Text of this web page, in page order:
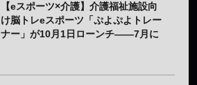
【eスポーツ×介護】介護福祉施設向
け脳トレeスポーツ「ぷよぷよトレー
ナー」が10月1日ローンチ——7月に